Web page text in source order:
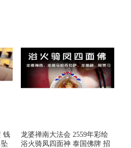
钱
龙婆禅南大法会 2559年彩绘
浴火骑凤四面神 泰国佛牌 招